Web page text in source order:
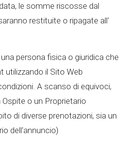
le somme riscosse dal
restituite o ripagate all'
persona fisica o giuridica che
utilizzando il Sito Web
A scanso di equivoci,
o un Proprietario
di diverse prenotazioni, sia un
dell'annuncio)